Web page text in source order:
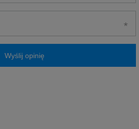
Wyślij opinię